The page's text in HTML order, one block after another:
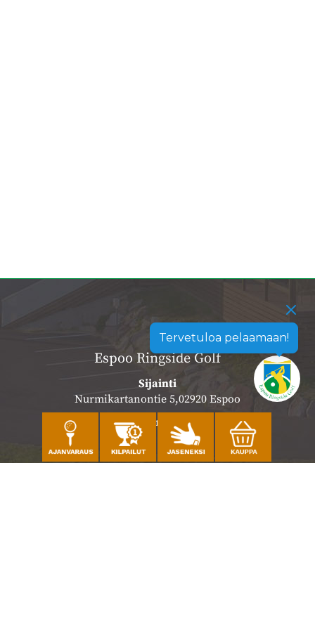
Tervetuloa pelaamaan!
Espoo Ringside Golf
Sijainti
Nurmikartanontie 5,02920 Espoo
Katso sijainti kartalla